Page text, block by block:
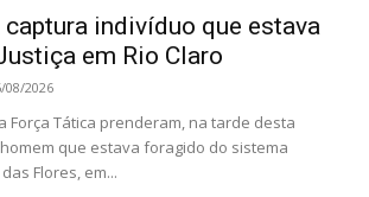
indivíduo que estava
em Rio Claro
08/2026
Força Tática prenderam, na tarde desta
que estava foragido do sistema
Flores, em...